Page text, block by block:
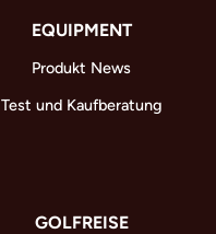
EQUIPMENT
Produkt News
Test und Kaufberatung
GOLFREISE